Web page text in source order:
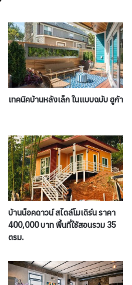
เทคนิคบ้านหลังเล็ก ในแบบฉบับ ฮูก้า
บ้านน็อคดาวน์ สไตล์โมเดิร์น ราคา
400,000 บาท พื้นที่ใช้สอนรวม 35
ตรม.